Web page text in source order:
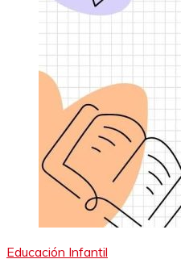
Educación Infantil